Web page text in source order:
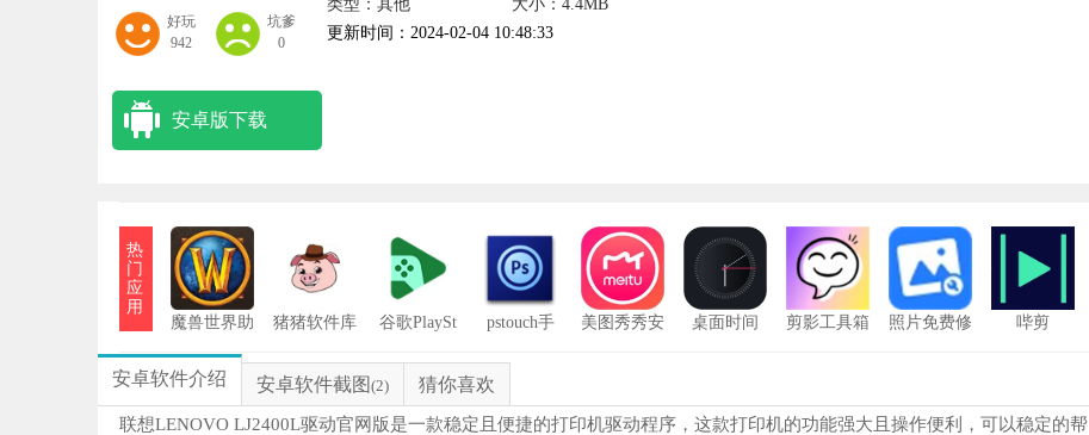
好玩
942
坑爹
0
类型：其他
大小：4.4MB
更新时间：2024-02-04 10:48:33
安卓版下载
热
门
应
用
魔兽世界助
猪猪软件库
谷歌PlaySt
pstouch手
美图秀秀安
桌面时间 剪影工具箱
照片免费修
哔剪
安卓软件介绍 安卓软件截图 (2) 猜你喜欢
联想LENOVO LJ2400L驱动官网版是一款稳定且便捷的打印机驱动程序，这款打印机的功能强大且操作便利，可以稳定的帮